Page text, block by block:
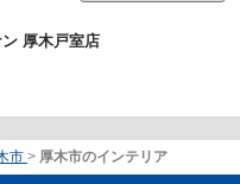
厚木戸室店
市 > 厚木市のインテリア